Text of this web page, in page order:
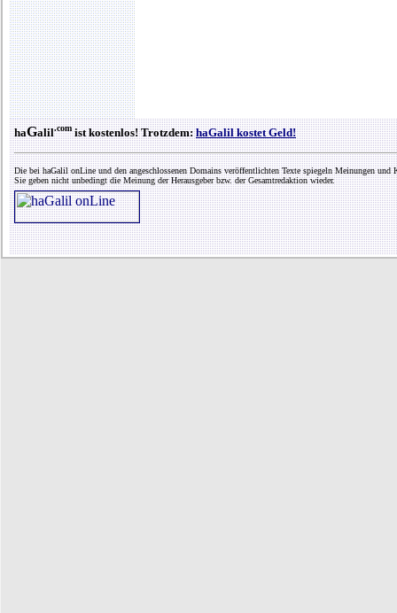
haGalil.comist kostenlos! Trotzdem:haGalil kostet Geld!
Die bei haGalil onLine und den angeschlossenen Domains veröffentlichten Texte spiegeln Meinungen und
Sie geben nicht unbedingt die Meinung der Herausgeber bzw. der Gesamtredaktion wieder.